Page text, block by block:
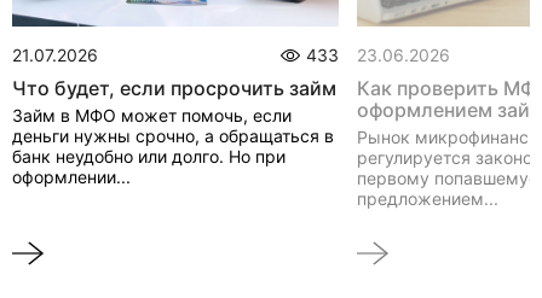
21.07.2026 433
Что будет, если просрочить займ
Займ в МФО может помочь, если
деньги нужны срочно, а обращаться в
банк неудобно или долго. Но при
оформлении...
23.06.2026
Как проверить
оформлением
Рынок
регулируется
первому
предложением...